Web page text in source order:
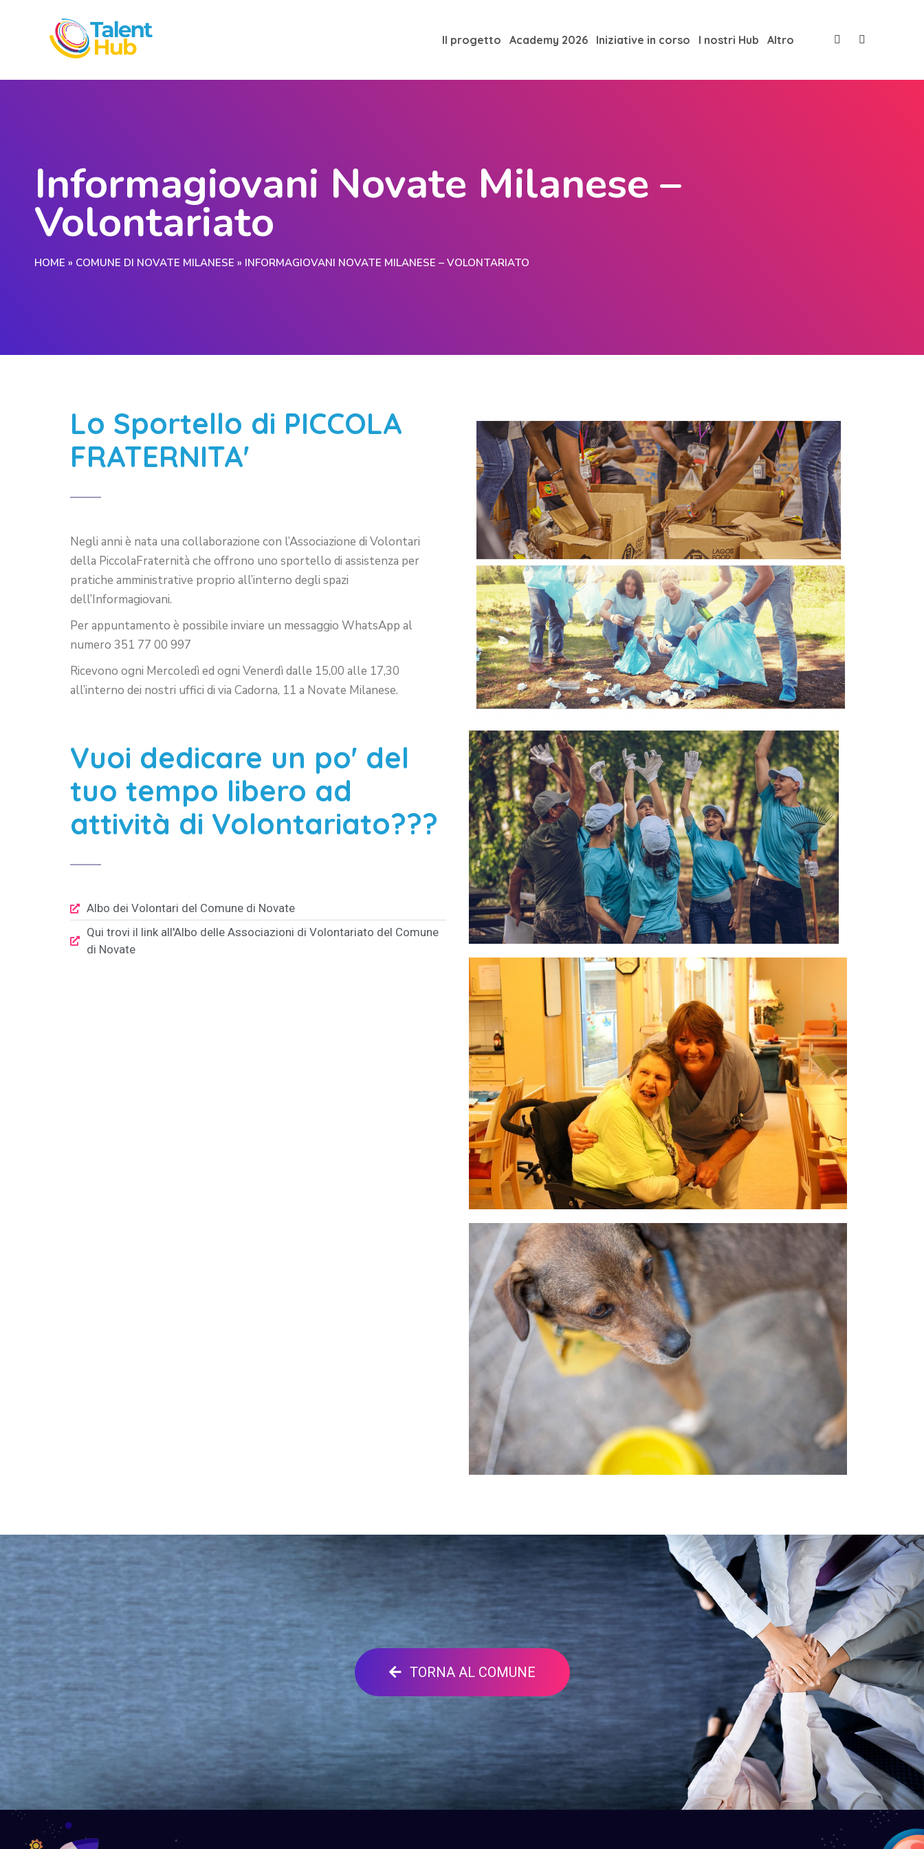
Il progetto Academy 2026 Iniziative in corso I nostri Hub Altro
Informagiovani Novate Milanese –
Volontariato
HOME » COMUNE DI NOVATE MILANESE » INFORMAGIOVANI NOVATE MILANESE – VOLONTARIATO
Lo Sportello di PICCOLA
FRATERNITA'
Negli anni è nata una collaborazione con l’Associazione di Volontari
della PiccolaFraternità che offrono uno sportello di assistenza per
pratiche amministrative proprio all’interno degli spazi
dell’Informagiovani.
Per appuntamento è possibile inviare un messaggio WhatsApp al
numero 351 77 00 997
Ricevono ogni Mercoledì ed ogni Venerdì dalle 15,00 alle 17,30
all’interno dei nostri uffici di via Cadorna, 11 a Novate Milanese.
Vuoi dedicare un po' del
tuo tempo libero ad
attività di Volontariato???
Albo dei Volontari del Comune di Novate
Qui trovi il link all'Albo delle Associazioni di Volontariato del Comune
di Novate
TORNA AL COMUNE